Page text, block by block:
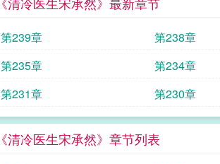
第239章 第238章
第235章
第234章
第231章
第230章
《清冷医生宋承然》章节列表